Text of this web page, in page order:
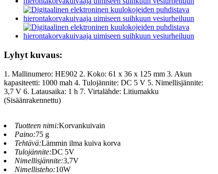
Lyhyt kuvaus:
1. Mallinumero: HE902 2. Koko: 61 x 36 x 125 mm 3. Akun
kapasiteetti: 1000 mah 4. Tulojännite: DC 5 V 5. Nimellisjännite:
3,7 V 6. Latausaika: 1 h 7. Virtalähde: Litiumakku
(Sisäänrakennettu)
Tuotteen nimi:Korvankuivain
Paino:75 g
Tehtävä:Lämmin ilma kuiva korva
Tulojännite:DC 5V
Nimellisjännite:3,7V
Nimellisteho:10W